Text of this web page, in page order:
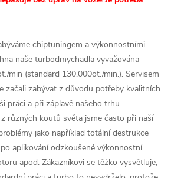
chiptuningem a výkonnostními
naše turbodmychadla vyvažována
min (standard 130.000ot./min.). Servisem
začali zabývat z důvodu potřeby kvalitních
práci a při záplavě našeho trhu
různých koutů světa jsme často při naší
jako například totální destrukce
aplikování odzkoušené výkonnostní
apod. Zákazníkovi se těžko vysvětluje,